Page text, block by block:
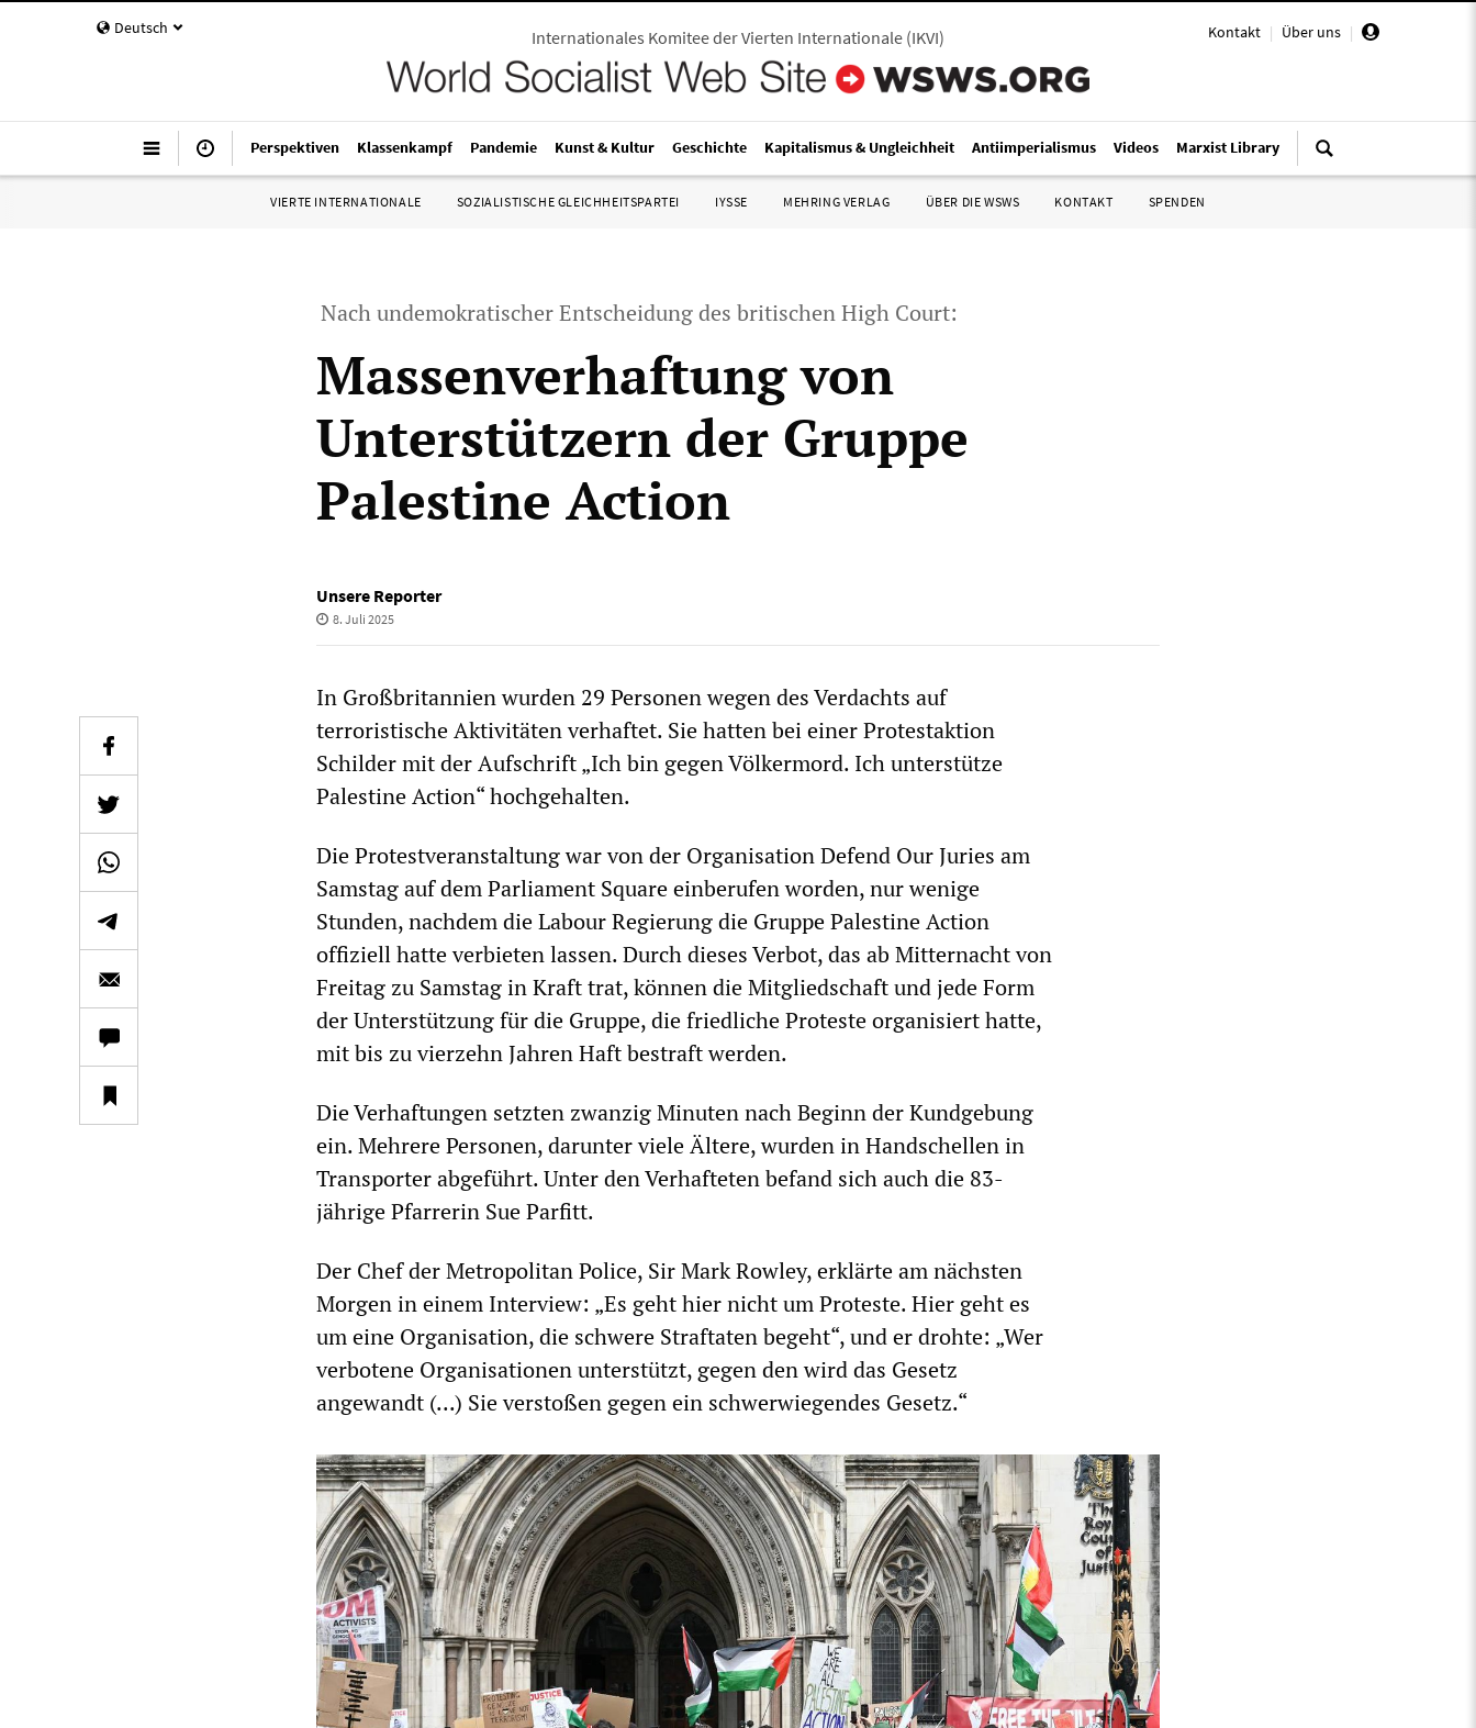
Deutsch Kontakt | Über uns |
Internationales Komitee der Vierten Internationale (IKVI)
Perspektiven Klassenkampf Pandemie Kunst & Kultur Geschichte Kapitalismus & Ungleichheit Antiimperialismus Videos Marxist Library
VIERTE INTERNATIONALE SOZIALISTISCHE GLEICHHEITSPARTEI IYSSE MEHRING VERLAG ÜBER DIE WSWS KONTAKT SPENDEN
Nach undemokratischer Entscheidung des britischen High Court:
Massenverhaftung von
Unterstützern der Gruppe
Palestine Action
Unsere Reporter
8. Juli 2025
In Großbritannien wurden 29 Personen wegen des Verdachts auf
terroristische Aktivitäten verhaftet. Sie hatten bei einer Protestaktion
Schilder mit der Aufschrift „Ich bin gegen Völkermord. Ich unterstütze
Palestine Action“ hochgehalten.
Die Protestveranstaltung war von der Organisation Defend Our Juries am
Samstag auf dem Parliament Square einberufen worden, nur wenige
Stunden, nachdem die Labour Regierung die Gruppe Palestine Action
offiziell hatte verbieten lassen. Durch dieses Verbot, das ab Mitternacht von
Freitag zu Samstag in Kraft trat, können die Mitgliedschaft und jede Form
der Unterstützung für die Gruppe, die friedliche Proteste organisiert hatte,
mit bis zu vierzehn Jahren Haft bestraft werden.
Die Verhaftungen setzten zwanzig Minuten nach Beginn der Kundgebung
ein. Mehrere Personen, darunter viele Ältere, wurden in Handschellen in
Transporter abgeführt. Unter den Verhafteten befand sich auch die 83-
jährige Pfarrerin Sue Parfitt.
Der Chef der Metropolitan Police, Sir Mark Rowley, erklärte am nächsten
Morgen in einem Interview: „Es geht hier nicht um Proteste. Hier geht es
um eine Organisation, die schwere Straftaten begeht“, und er drohte: „Wer
verbotene Organisationen unterstützt, gegen den wird das Gesetz
angewandt (...) Sie verstoßen gegen ein schwerwiegendes Gesetz.“